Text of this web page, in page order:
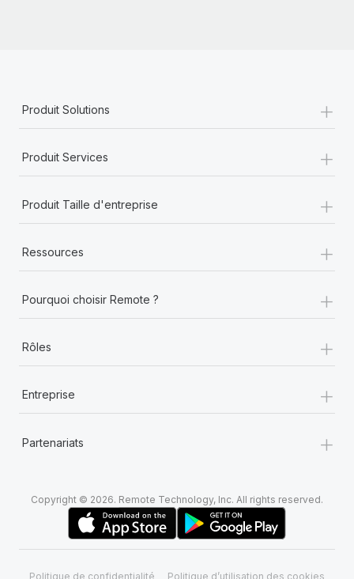
Produit Solutions +
Produit Services +
Produit Taille d'entreprise +
Ressources +
Pourquoi choisir Remote ? +
Rôles +
Entreprise +
Partenariats +
Copyright © 2026. Remote Technology, Inc. All rights reserved.
Politique de confidentialité Politique d’utilisation des cookies